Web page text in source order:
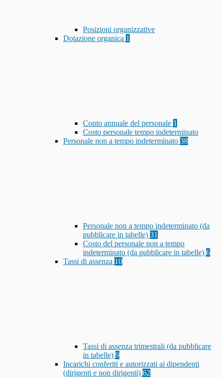
Posizioni organizzative
Dotazione organica 1
Conto annuale del personale 1
Costo personale tempo indeterminato
Personale non a tempo indeterminato 38
Personale non a tempo indeterminato (da
pubblicare in tabelle) 31
Costo del personale non a tempo
indeterminato (da pubblicare in tabelle) 6
Tassi di assenza 10
Tassi di assenza trimestrali (da pubblicare
in tabelle) 9
Incarichi conferiti e autorizzati ai dipendenti
(dirigenti e non dirigenti) 62